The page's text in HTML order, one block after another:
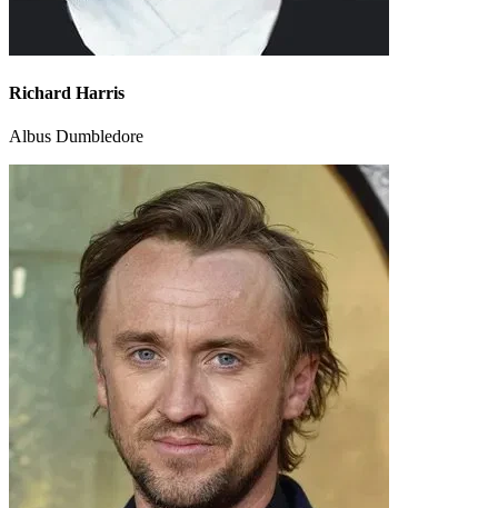
Richard Harris
Albus Dumbledore